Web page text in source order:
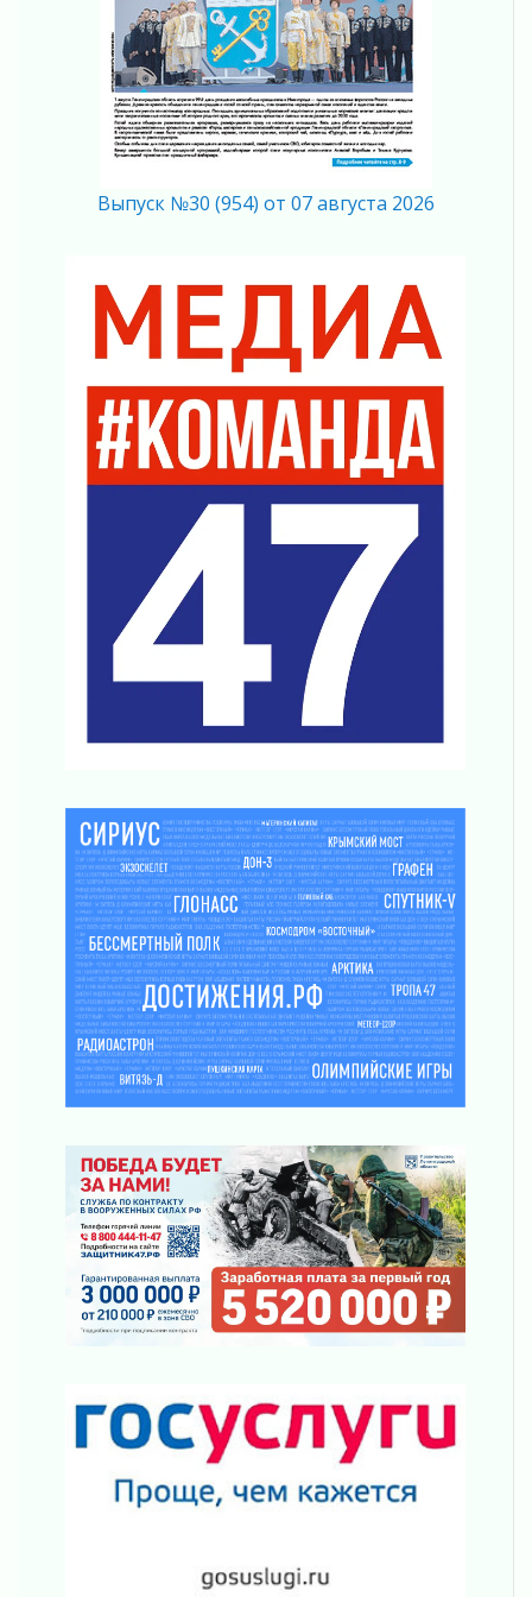
Музеи Ленобласти обновляют пространства
03 августа 2026
Новая площадка: 2027
03 августа 2026
Часть медиков в Ленобласти сможет
рассчитывать на доплату от региона
За сутки в Ленинградской области
Клюква наливается, но в корзинку пока не
просится
03 августа 2026
Строительные компании Ленобласти
подняли зарплаты почти на 40% за год
03 августа 2026
Шесть новых жизней в честь дня рождения
Ленинградской области
03 августа 2026
Уроки безопасности для детей и взрослых
Ленобласть отмечает День Воздушно-
десантных войск
02 августа 2026
02 августа 2026
Ленобласть отметила заслуги жителей перед
регионом и страной
Ладога — не пруд
02 августа 2026
ПСК через Гослуслуги напомнит жителям
Ленинградской области о неоплаченных
счетах
02 августа 2026
Пропавшего подростка нашли в Кировском
районе Ленобласти
02 августа 2026
Жителям Ленобласти напомнили, как
действовать при укусе клеща
02 августа 2026
граждан Ленинградской области
02 августа 2026
Готовность №1
02 августа 2026
Километровые столбы «Дороги жизни»
отправили на реставрацию
02 августа 2026
В Ивангороде появилась «Избушка-
воробушка»
Юхла, мука, кантеле и Водяной
Выпуск №30 (954) от 07 августа 2026